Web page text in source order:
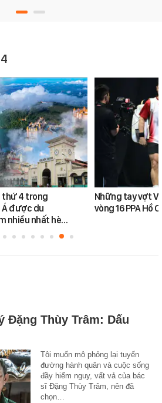
thứ 4 trong
được du
nhiều nhất hè…
Những tay vợt
vòng 16 PPA Hồ
Đặng Thùy Trâm: Dấu
Tôi muốn mô phỏng lại tuyến
đường hành quân và cuộc sống
đầy hiểm nguy, vất vả của bác
sĩ Đặng Thùy Trâm, nên đã
chọn…